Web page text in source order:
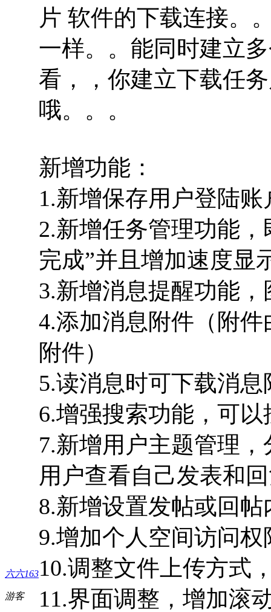
六六163
游客
片 软件的下载连接。
一样。。能同时建立
看，，你建立下载任
哦。。。
新增功能：
1.新增保存用户登陆
2.新增任务管理功能
完成”并且增加速度显
3.新增消息提醒功能
4.添加消息附件（附
附件）
5.读消息时可下载消息
6.增强搜索功能，可
7.新增用户主题管理
用户查看自己发表和
8.新增设置发帖或回
9.增加个人空间访问
10.调整文件上传方式
11.界面调整，增加滚